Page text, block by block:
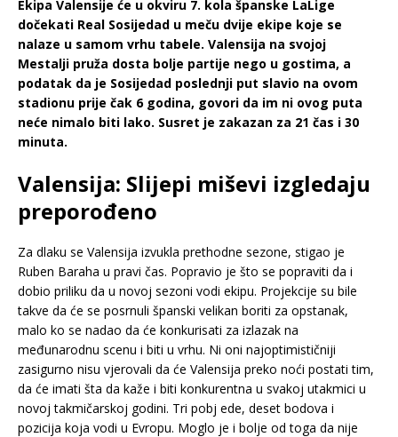
Ekipa Valensije će u okviru 7. kola španske LaLige
dočekati Real Sosijedad u meču dvije ekipe koje se
nalaze u samom vrhu tabele. Valensija na svojoj
Mestalji pruža dosta bolje partije nego u gostima, a
podatak da je Sosijedad poslednji put slavio na ovom
stadionu prije čak 6 godina, govori da im ni ovog puta
neće nimalo biti lako. Susret je zakazan za 21 čas i 30
minuta.
Valensija: Slijepi miševi izgledaju
preporođeno
Za dlaku se Valensija izvukla prethodne sezone, stigao je
Ruben Baraha u pravi čas. Popravio je što se popraviti da i
dobio priliku da u novoj sezoni vodi ekipu. Projekcije su bile
takve da će se posrnuli španski velikan boriti za opstanak,
malo ko se nadao da će konkurisati za izlazak na
međunarodnu scenu i biti u vrhu. Ni oni najoptimističniji
zasigurno nisu vjerovali da će Valensija preko noći postati tim,
da će imati šta da kaže i biti konkurentna u svakoj utakmici u
novoj takmičarskoj godini. Tri pobj ede, deset bodova i
pozicija koja vodi u Evropu. Moglo je i bolje od toga da nije